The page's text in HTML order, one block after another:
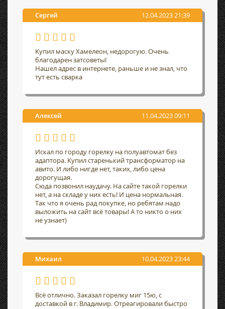
Сергей 12.04.2023 21:39
Купил маску Хамелеон, недорогую. Очень
благодарен затсоветы!
Нашел адрес в интернете, раньше и не знал, что
тут есть сварка
Алексей 11.04.2023 09:11
Искал по городу горелку на полуавтомат без
адаптора. Купил старенький трансформатор на
авито. И либо нигде нет, таких, либо цена
дорогущая.
Сюда позвонил наудачу. На сайте такой горелки
нет, а на складе у них есть! И цена нормальная.
Так что я очень рад покупке, но ребятам надо
выложить на сайт всё товары! А то никто о них
не узнает)
Михаил 10.04.2023 23:44
Всё отлично. Заказал горелку миг 15ю, с
доставкой в г. Владимир. Отреагировали быстро